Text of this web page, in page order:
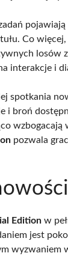
Co
losów
interakcje i
spotkania
i broń
pozwala
Edition w
jest
wyzwaniem